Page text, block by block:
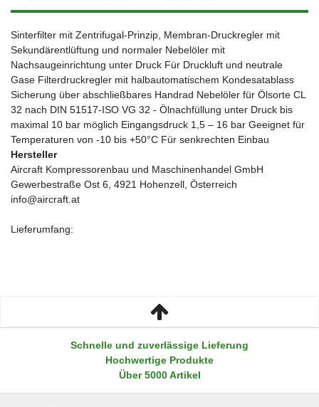
Sinterfilter mit Zentrifugal-Prinzip, Membran-Druckregler mit
Sekundärentlüftung und normaler Nebelöler mit
Nachsaugeinrichtung unter Druck Für Druckluft und neutrale
Gase Filterdruckregler mit halbautomatischem Kondesatablass
Sicherung über abschließbares Handrad Nebelöler für Ölsorte CL
32 nach DIN 51517-ISO VG 32 - Ölnachfüllung unter Druck bis
maximal 10 bar möglich Eingangsdruck 1,5 – 16 bar Geeignet für
Temperaturen von -10 bis +50°C Für senkrechten Einbau
Hersteller
Aircraft Kompressorenbau und Maschinenhandel GmbH
Gewerbestraße Ost 6, 4921 Hohenzell, Österreich
info@aircraft.at
Lieferumfang:
Schnelle und zuverlässige Lieferung
Hochwertige Produkte
Über 5000 Artikel